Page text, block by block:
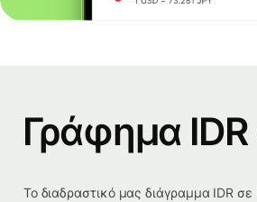
Γράφημα IDR
Το διαδραστικό μας διάγραμμα IDR σε